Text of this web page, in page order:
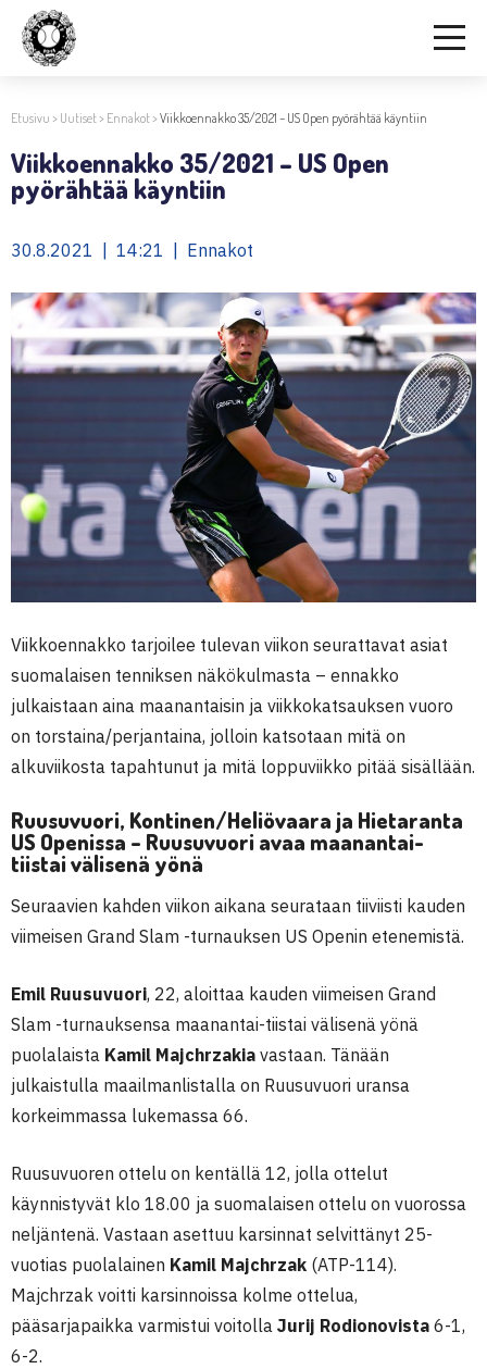
Etusivu > Uutiset> Ennakot>Viikkoennakko 35/2021 – US Open pyörähtää käyntiin
Viikkoennakko 35/2021 – US Open
pyörähtää käyntiin
30.8.2021 | 14:21 | Ennakot
Viikkoennakko tarjoilee tulevan viikon seurattavat asiat
suomalaisen tenniksen näkökulmasta – ennakko
julkaistaan aina maanantaisin ja viikkokatsauksen vuoro
on torstaina/perjantaina, jolloin katsotaan mitä on
alkuviikosta tapahtunut ja mitä loppuviikko pitää sisällään.
Ruusuvuori, Kontinen/Heliövaara ja Hietaranta
US Openissa – Ruusuvuori avaa maanantai-
tiistai välisenä yönä
Seuraavien kahden viikon aikana seurataan tiiviisti kauden
viimeisen Grand Slam -turnauksen US Openin etenemistä.
Emil Ruusuvuori, 22, aloittaa kauden viimeisen Grand
Slam -turnauksensa maanantai-tiistai välisenä yönä
puolalaista Kamil Majchrzakia vastaan. Tänään
julkaistulla maailmanlistalla on Ruusuvuori uransa
korkeimmassa lukemassa 66.
Ruusuvuoren ottelu on kentällä 12, jolla ottelut
käynnistyvät klo 18.00 ja suomalaisen ottelu on vuorossa
neljäntenä. Vastaan asettuu karsinnat selvittänyt 25-
vuotias puolalainen Kamil Majchrzak (ATP-114).
Majchrzak voitti karsinnoissa kolme ottelua,
pääsarjapaikka varmistui voitolla Jurij Rodionovista 6-1,
6-2.